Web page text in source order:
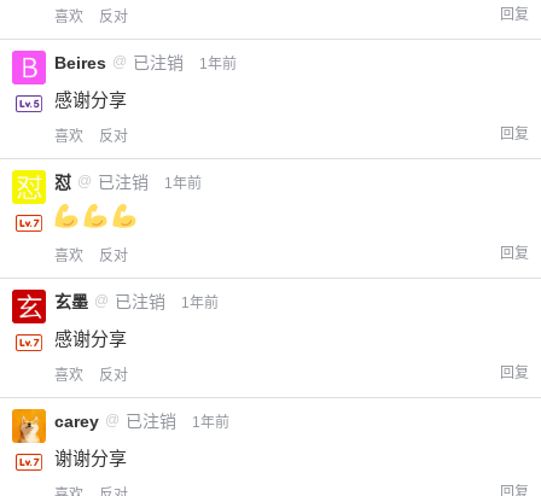
喜欢 反对 回复
Beires @ 已注销 1年前
感谢分享
喜欢 反对 回复
怼 @ 已注销 1年前
喜欢 反对 回复
玄墨 @ 已注销 1年前
感谢分享
喜欢 反对 回复
carey @ 已注销 1年前
谢谢分享
回复